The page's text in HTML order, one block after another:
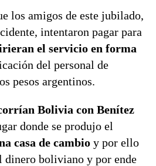
los amigos de este jubilado,
intentaron pagar para
el servicio en forma
del personal de
pesos argentinos.
Bolivia con Benítez
donde se produjo el
casa de cambio y por ello
dinero boliviano y por ende